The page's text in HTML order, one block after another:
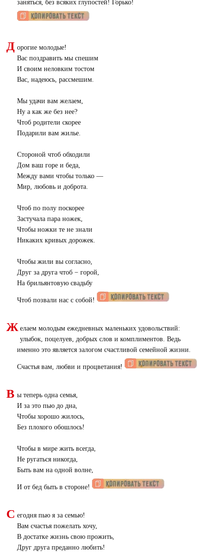
заняться, без всяких глупостей! Горько!
Д орогие молодые!
Вас поздравить мы спешим
И своим неловким тостом
Вас, надеюсь, рассмешим.
Мы удачи вам желаем,
Ну а как же без нее?
Чтоб родители скорее
Подарили вам жилье.
Стороной чтоб обходили
Дом ваш горе и беда,
Между вами чтобы только —
Мир, любовь и доброта.
Чтоб по полу поскорее
Застучала пара ножек,
Чтобы ножки те не знали
Никаких кривых дорожек.
Чтобы жили вы согласно,
Друг за друга чтоб − горой,
На брильянтовую свадьбу
Чтоб позвали нас с собой!
Ж елаем молодым ежедневных маленьких удовольствий:
улыбок, поцелуев, добрых слов и комплиментов. Ведь
именно это является залогом счастливой семейной жизни.
Счастья вам, любви и процветания!
В ы теперь одна семья,
И за это пью до дна,
Чтобы хорошо жилось,
Без плохого обошлось!
Чтобы в мире жить всегда,
Не ругаться никогда,
Быть вам на одной волне,
И от бед быть в стороне!
С егодня пью я за семью!
Вам счастья пожелать хочу,
В достатке жизнь свою прожить,
Друг друга преданно любить!